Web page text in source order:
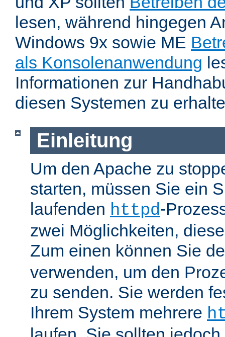
lesen, während hingegen
Windows 9x sowie ME
als Konsolenanwendung
Informationen zur
diesen Systemen zu
Einleitung
Um den Apache zu
starten, müssen Sie ein
laufenden httpd-
zwei Möglichkeiten,
Zum einen können Sie
verwenden, um den
zu senden. Sie werden
Ihrem System mehrere